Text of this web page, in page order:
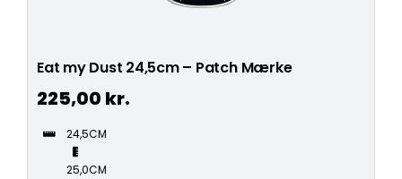
Eat my Dust 24,5cm – Patch Mærke
225,00 kr.
24,5CM
25,0CM